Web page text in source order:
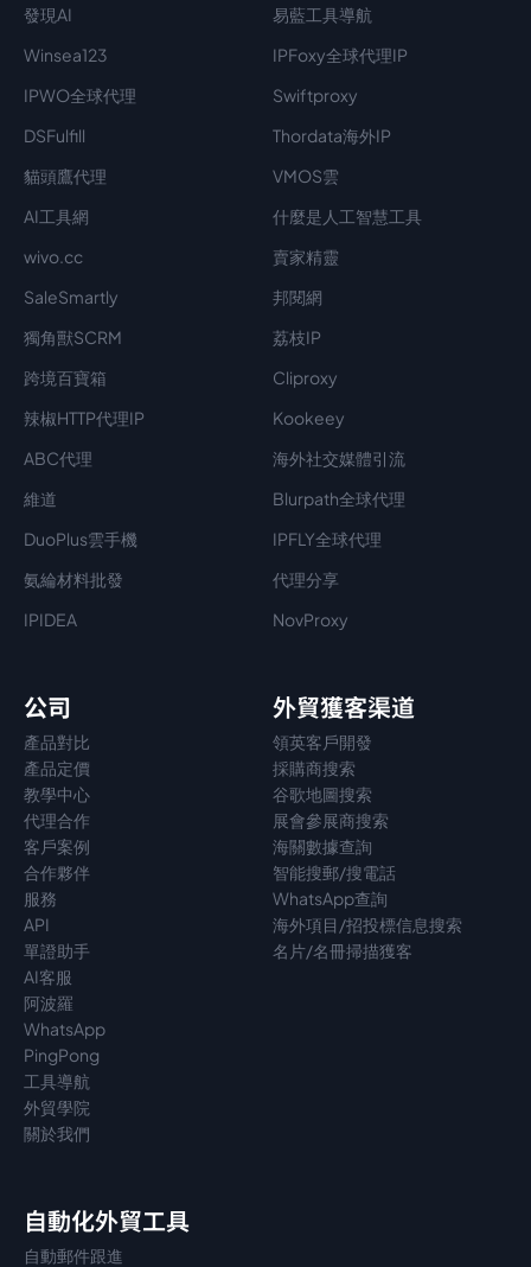
發現AI
易藍工具導航
Winsea123
IPFoxy全球代理IP
IPWO全球代理
Swiftproxy
DSFulfill
Thordata海外IP
貓頭鷹代理
VMOS雲
AI工具網
什麼是人工智慧工具
wivo.cc
賣家精靈
SaleSmartly
邦閱網
獨角獸SCRM
荔枝IP
跨境百寶箱
Cliproxy
辣椒HTTP代理IP
Kookeey
ABC代理
海外社交媒體引流
維道
Blurpath全球代理
DuoPlus雲手機
IPFLY全球代理
氨綸材料批發
代理分享
IPIDEA
NovProxy
公司
產品對比
產品定價
教學中心
代理合作
客戶案例
合作夥伴
服務
API
單證助手
AI客服
阿波羅
WhatsApp
PingPong
工具導航
外貿學院
關於我們
外貿獲客渠道
領英客戶開發
採購商搜索
谷歌地圖搜索
展會參展商搜索
海關數據查詢
智能搜郵/搜電話
WhatsApp查詢
海外項目/招投標信息搜索
名片/名冊掃描獲客
自動化外貿工具
自動郵件跟進